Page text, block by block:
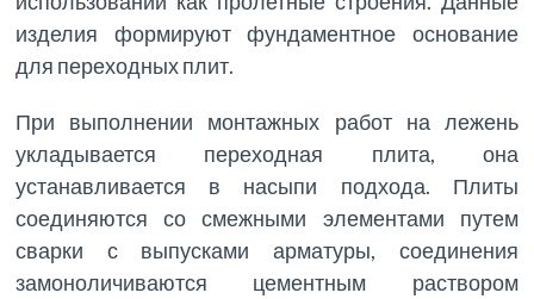
изделия формируют фундаментное основание
для переходных плит.
При выполнении монтажных работ на лежень
укладывается переходная плита, она
устанавливается в насыпи подхода. Плиты
соединяются со смежными элементами путем
сварки с выпусками арматуры, соединения
замоноличиваются цементным раствором